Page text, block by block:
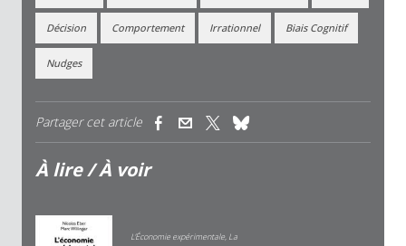
Décision Comportement Irrationnel Biais Cognitif
Nudges
Partager cet article (link is external)(link is external)
À lire / À voir
L’Économie expérimentale, La